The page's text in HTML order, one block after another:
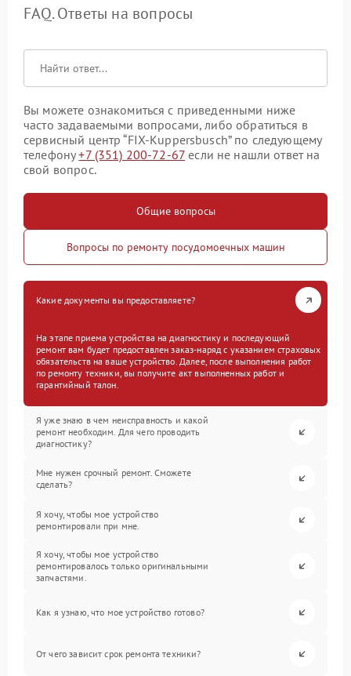
FAQ. Ответы на вопросы
Вы можете ознакомиться с приведенными ниже
часто задаваемыми вопросами, либо обратиться в
сервисный центр “FIX-Kuppersbusch” по следующему
телефону+7 (351) 200-72-67 если не нашли ответ на
свой вопрос.
Общие вопросы
Вопросы по ремонту посудомоечных машин
Какие документы вы предоставляете?
На этапе приема устройства на диагностику и последующий
ремонт вам будет предоставлен заказ-наряд с указанием страховых
обязательств на ваше устройство. Далее, после выполнения работ
по ремонту техники, вы получите акт выполненных работ и
гарантийный талон.
Я уже знаю в чем неисправность и какой
ремонт необходим. Для чего проводить
диагностику?
Мне нужен срочный ремонт. Сможете
сделать?
Я хочу, чтобы мое устройство
ремонтировали при мне.
Я хочу, чтобы мое устройство
ремонтировалось только оригинальными
запчастями.
Как я узнаю, что мое устройство готово?
От чего зависит срок ремонта техники?